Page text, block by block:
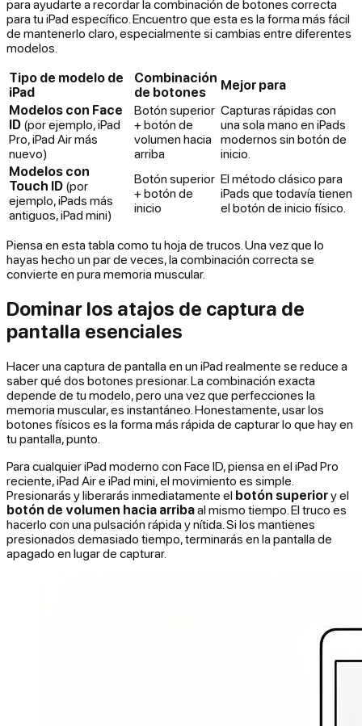
para ayudarte a recordar la combinación de botones correcta
para tu iPad específico. Encuentro que esta es la forma más fácil
de mantenerlo claro, especialmente si cambias entre diferentes
modelos.
Tipo de modelo de
iPad
Combinación
de botones
Mejor para
Modelos con Face
ID (por ejemplo, iPad
Pro, iPad Air más
nuevo)
Botón superior
+ botón de
volumen hacia
arriba
Capturas rápidas con
una sola mano en iPads
modernos sin botón de
inicio.
Modelos con
Touch ID (por
ejemplo, iPads más
antiguos, iPad mini)
Botón superior
+ botón de
inicio
El método clásico para
iPads que todavía tienen
el botón de inicio físico.
Piensa en esta tabla como tu hoja de trucos. Una vez que lo
hayas hecho un par de veces, la combinación correcta se
convierte en pura memoria muscular.
Dominar los atajos de captura de
pantalla esenciales
Hacer una captura de pantalla en un iPad realmente se reduce a
saber qué dos botones presionar. La combinación exacta
depende de tu modelo, pero una vez que perfecciones la
memoria muscular, es instantáneo. Honestamente, usar los
botones físicos es la forma más rápida de capturar lo que hay en
tu pantalla, punto.
Para cualquier iPad moderno con Face ID, piensa en el iPad Pro
reciente, iPad Air e iPad mini, el movimiento es simple.
Presionarás y liberarás inmediatamente el botón superiory el
botón de volumen hacia arribaal mismo tiempo. El truco es
hacerlo con una pulsación rápida y nítida. Si los mantienes
presionados demasiado tiempo, terminarás en la pantalla de
apagado en lugar de capturar.